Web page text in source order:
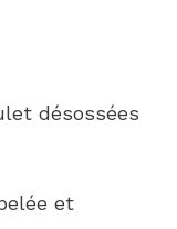
désossées
et